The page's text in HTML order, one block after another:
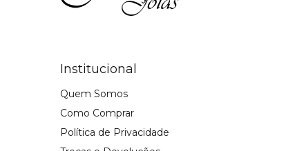
Institucional
Quem Somos
Como Comprar
Política de Privacidade